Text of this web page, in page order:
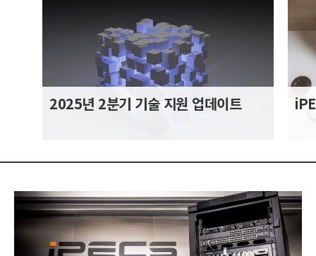
2025년 2분기 기술 지원 업데이트